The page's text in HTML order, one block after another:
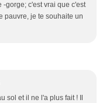
-gorge; c'est vrai que c'est
pauvre, je te souhaite un
sol et il ne l'a plus fait ! Il